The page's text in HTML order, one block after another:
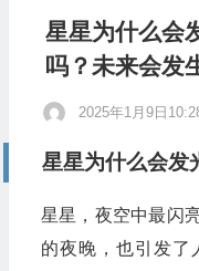
星星为什么会
吗？未来会发
2025年1月9日
星星为什么会发
星星，夜空中最闪
的夜晚，也引发了